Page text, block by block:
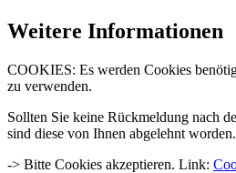
Weitere Informationen
COOKIES: Es werden Cookies
zu verwenden.
Sollten Sie keine Rückmeldung nach
sind diese von Ihnen abgelehnt worden.
-> Bitte Cookies akzeptieren. Link: